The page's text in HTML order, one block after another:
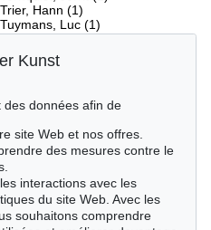
Trier, Hann (1)
Tuymans, Luc (1)
Uecker, Günther(20)
asarely, Victor
Weischer, Matthias (1)
Winter, Fritz (2)
Wotruba, Fritz (1)
Wunderlich, Paul (2)
Wurm, Erwin (1)
Young, Russell(1)
Yrisarry, Mario (1)
Kunst
des données afin de
site Web et nos offres.
des mesures contre le
interactions avec les
du site Web. Avec les
souhaitons comprendre